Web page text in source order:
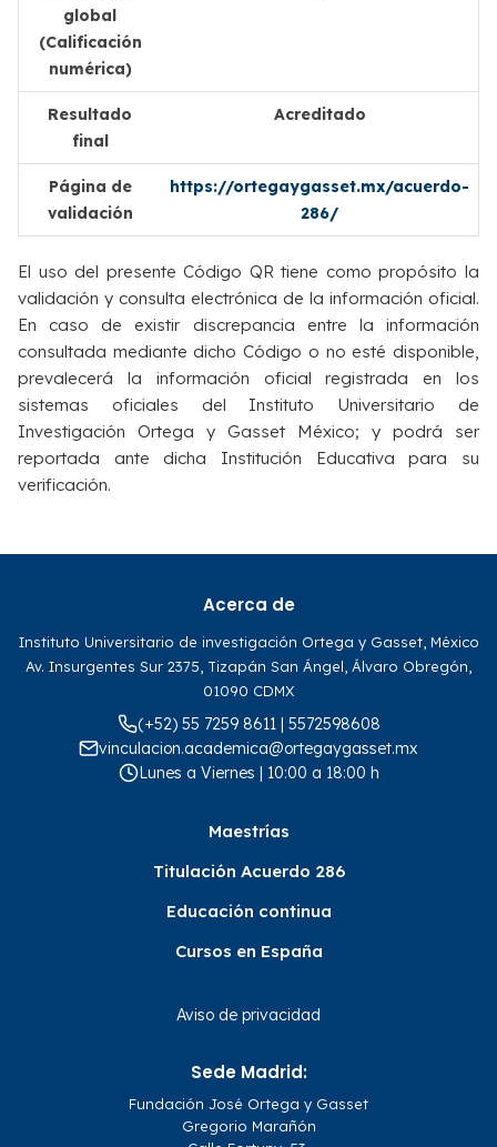
global
(Calificación
numérica)
Resultado
final
Acreditado
Página de
validación
https://ortegaygasset.mx/acuerdo-
286/
El uso del presente Código QR tiene como propósito la
validación y consulta electrónica de la información oficial.
En caso de existir discrepancia entre la información
consultada mediante dicho Código o no esté disponible,
prevalecerá la información oficial registrada en los
sistemas oficiales del Instituto Universitario de
Investigación Ortega y Gasset México; y podrá ser
reportada ante dicha Institución Educativa para su
verificación.
Acerca de
Instituto Universitario de investigación Ortega y Gasset, México
Av. Insurgentes Sur 2375, Tizapán San Ángel, Álvaro Obregón,
01090 CDMX
(+52) 55 7259 8611 | 5572598608
vinculacion.academica@ortegaygasset.mx
Lunes a Viernes | 10:00 a 18:00 h
Maestrías
Titulación Acuerdo 286
Educación continua
Cursos en España
Aviso de privacidad
Sede Madrid:
Fundación José Ortega y Gasset
Gregorio Marañón